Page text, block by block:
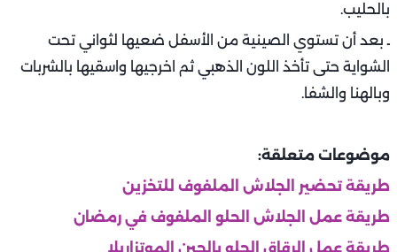
بالحليب.
ـ بعد أن تستوي الصينية من الأسفل ضعيها لثواني تحت
الشواية حتى تأخذ اللون الذهبي ثم اخرجيها واسقيها بالشربات
وبالهنا والشفا.
موضوعات متعلقة:
طريقة تحضير الجلاش الملفوف للتخزين
طريقة عمل الجلاش الحلو الملفوف في رمضان
طريقة عمل الرقاق الحلو بالجبن الموتزاريلا